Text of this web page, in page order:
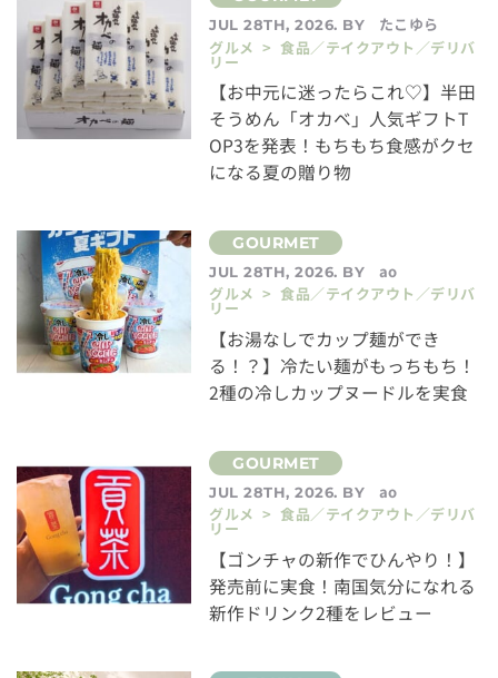
JUL 28TH, 2026. BY
たこゆら
グルメ > 食品／テイクアウト／デリバ
リー
【お中元に迷ったらこれ♡】半田
そうめん「オカベ」人気ギフトT
OP3を発表！もちもち食感がクセ
になる夏の贈り物
JUL 28TH, 2026. BY
ao
グルメ > 食品／テイクアウト／デリバ
リー
【お湯なしでカップ麺ができ
る！？】冷たい麺がもっちもち！
2種の冷しカップヌードルを実食
JUL 28TH, 2026. BY
ao
グルメ > 食品／テイクアウト／デリバ
リー
【ゴンチャの新作でひんやり！】
発売前に実食！南国気分になれる
新作ドリンク2種をレビュー